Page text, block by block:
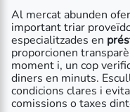
Al mercat abunden
important triar
especialitzades en
proporcionen
moment i, un cop
diners en minuts.
condicions clares i
comissions o taxes